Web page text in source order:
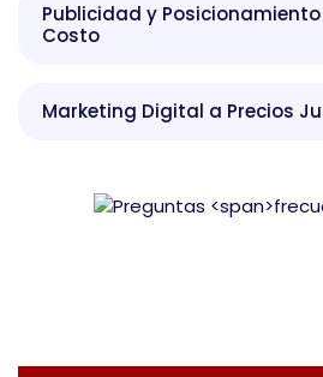
Publicidad y Posicionamiento
Costo
Marketing Digital a Precios